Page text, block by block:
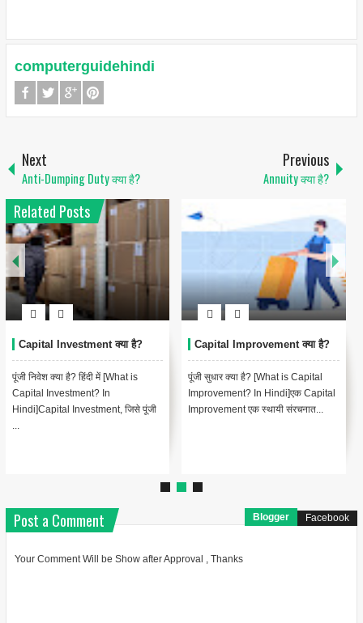
computerguidehindi
Next
Anti-Dumping Duty क्या है?
Previous
Annuity क्या है?
Related Posts
Capital Investment क्या है?
पूंजी निवेश क्या है? हिंदी में [What is
Capital Investment? In
Hindi]Capital Investment, जिसे पूंजी
...
Capital Improvement क्या है?
पूंजी सुधार क्या है? [What is Capital
Improvement? In Hindi]एक Capital
Improvement एक स्थायी संरचनात...
Post a Comment Blogger Facebook
Your Comment Will be Show after Approval , Thanks